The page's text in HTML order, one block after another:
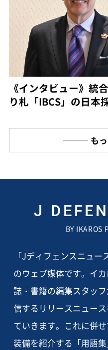
《インタビュー》統
り札「IBCS」の日本
も
J
BY IKAROS
「Jディフェンスニュ
のウェブ媒体です。イ
誌・書籍の編集スタッ
信するリリースニュー
ていきます。これに併
装備を紹介する「用語